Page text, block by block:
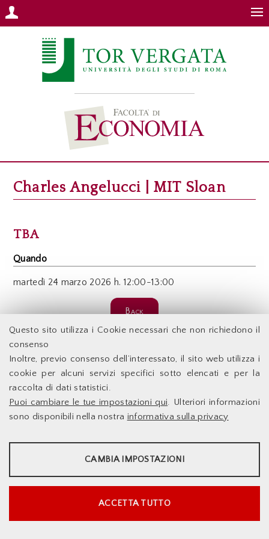
Questo sito utilizza i Cookie necessari che non richiedono il
consenso
Inoltre, previo consenso dell’interessato, il sito web utilizza i
cookie per alcuni servizi specifici sotto elencati e per la
raccolta di dati statistici.
Puoi cambiare le tue impostazioni qui. Ulteriori informazioni
sono disponibili nella nostra informativa sulla privacy
STATISTICHE
Mostra maggiori informazioni
Google Analytics
CAMBIA IMPOSTAZIONI
ACCETTA TUTTO
Charles Angelucci | MIT Sloan
TBA
Quando
martedì 24 marzo 2026 h. 12:00-13:00
Back
Facoltà di Economia - Università degli Studi di Roma
Tor Vergata
Accessibilità
Supporto Tecnico
Le Infrastrutture
Sistema DELPHI
Facoltà di Economia
Università degli Studi di
Roma Tor Vergata
Via Columbia,2